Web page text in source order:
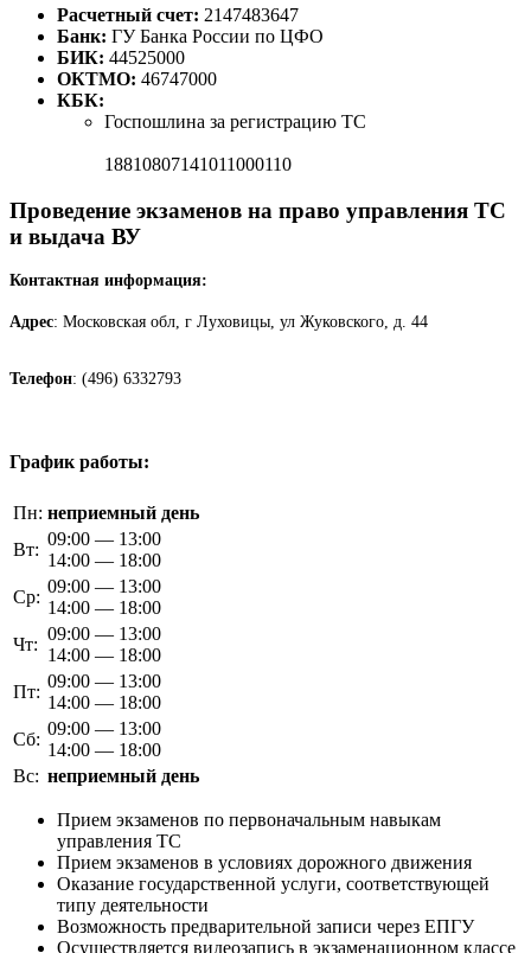
Расчетный счет: 2147483647
Банк: ГУ Банка России по ЦФО
БИК: 44525000
ОКТМО: 46747000
КБК:
Госпошлина за регистрацию ТС
18810807141011000110
Проведение экзаменов на право управления ТС
и выдача ВУ
Контактная информация:
Адрес: Московская обл, г Луховицы, ул Жуковского, д. 44
Телефон: (496) 6332793
График работы:
Пн: неприемный день
Вт:
09:00 — 13:00
14:00 — 18:00
Ср:
09:00 — 13:00
14:00 — 18:00
Чт:
09:00 — 13:00
14:00 — 18:00
Пт:
09:00 — 13:00
14:00 — 18:00
Сб:
09:00 — 13:00
14:00 — 18:00
Вс: неприемный день
Прием экзаменов по первоначальным навыкам
управления ТС
Прием экзаменов в условиях дорожного движения
Оказание государственной услуги, соответствующей
типу деятельности
Возможность предварительной записи через ЕПГУ
Осуществляется видеозапись в экзаменационном классе